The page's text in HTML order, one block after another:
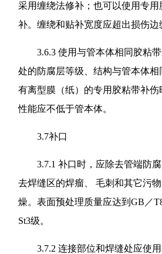
采用缠绕法修补；也可以使用专
补。缠绕和贴补宽度应超出损伤边
3.6.3 使用与管本体相同胶粘带
处的防腐层等级、结构与管本体
有离型膜（纸）的专用胶粘带补
性能应不低于管本体。
3.7补口
3.7.1 补口时，应除去管端防腐
去焊缝区的焊瘤、 毛刺和其它污
燥。表面预处理质量应达到GB／
St3级。
3.7.2 连接部位和焊缝处应使用